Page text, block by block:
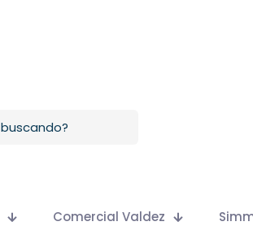
Comercial Valdez